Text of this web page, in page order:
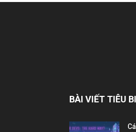
BÀI VIẾT TIÊU